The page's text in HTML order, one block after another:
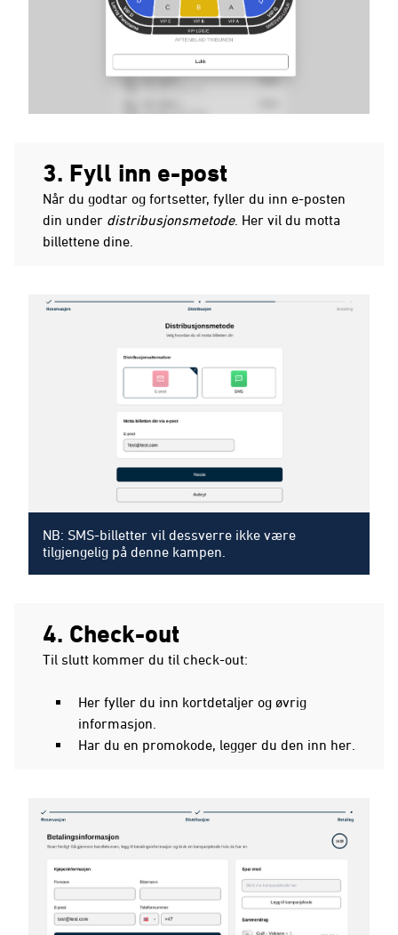
3. Fyll inn e-post
Når du godtar og fortsetter, fyller du inn e-posten
din under distribusjonsmetode. Her vil du motta
billettene dine.
NB: SMS-billetter vil dessverre ikke være
tilgjengelig på denne kampen.
4. Check-out
Til slutt kommer du til check-out:
Her fyller du inn kortdetaljer og øvrig
informasjon.
Har du en promokode, legger du den inn her.